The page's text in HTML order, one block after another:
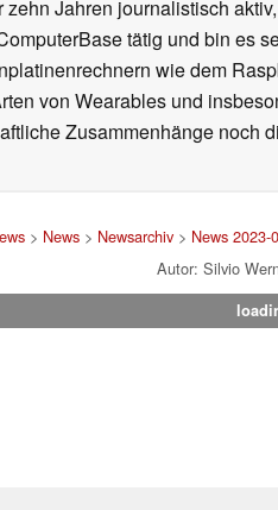
zehn Jahren journalistisch
tätig und bin es
wie dem
von Wearables und
Zusammenhänge noch
> News> Newsarchiv> News 2023-
Autor: Silvio